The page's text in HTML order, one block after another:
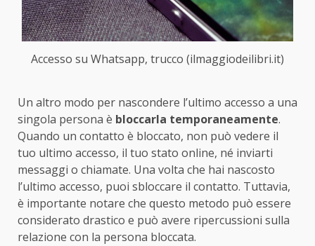
Accesso su Whatsapp, trucco (ilmaggiodeilibri.it)
Un altro modo per nascondere l’ultimo accesso a una
singola persona è bloccarla temporaneamente.
Quando un contatto è bloccato, non può vedere il
tuo ultimo accesso, il tuo stato online, né inviarti
messaggi o chiamate. Una volta che hai nascosto
l’ultimo accesso, puoi sbloccare il contatto. Tuttavia,
è importante notare che questo metodo può essere
considerato drastico e può avere ripercussioni sulla
relazione con la persona bloccata.